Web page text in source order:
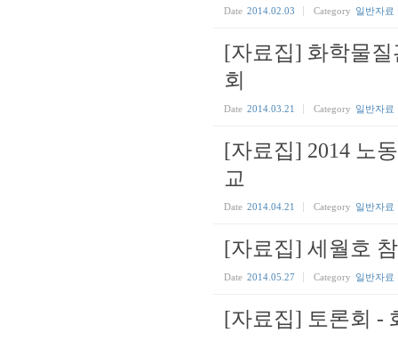
Date 2014.02.03 Category 일반자료
[자료집] 화학물
회
Date 2014.03.21 Category 일반자료
[자료집] 2014 노
교
Date 2014.04.21 Category 일반자료
[자료집] 세월호
Date 2014.05.27 Category 일반자료
[자료집] 토론회 -